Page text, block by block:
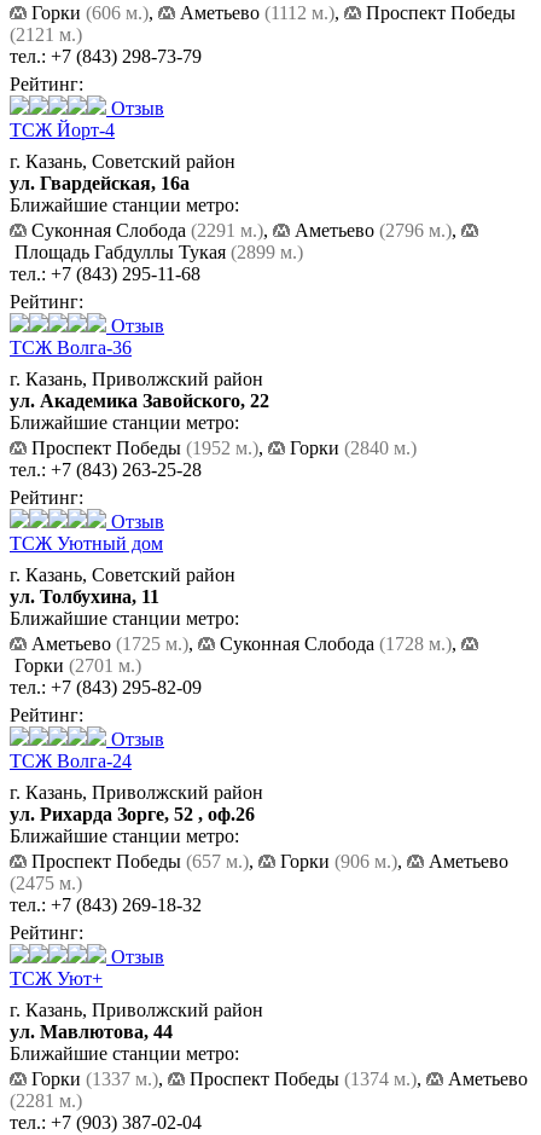
Горки (606 м.), Аметьево (1112 м.),
Проспект Победы
(2121 м.)
тел.: +7 (843) 298-73-79
Рейтинг:
Отзыв
ТСЖ Йорт-4
г. Казань, Советский район
ул. Гвардейская, 16а
Ближайшие станции метро:
Суконная Слобода (2291 м.), Аметьево (2796 м.),
Площадь Габдуллы Тукая (2899 м.)
тел.: +7 (843) 295-11-68
Рейтинг:
Отзыв
ТСЖ Волга-36
г. Казань, Приволжский район
ул. Академика Завойского, 22
Ближайшие станции метро:
Проспект Победы (1952 м.), Горки (2840 м.)
тел.: +7 (843) 263-25-28
Рейтинг:
Отзыв
ТСЖ Уютный дом
г. Казань, Советский район
ул. Толбухина, 11
Ближайшие станции метро:
Аметьево (1725 м.), Суконная Слобода (1728 м.),
Горки (2701 м.)
тел.: +7 (843) 295-82-09
Рейтинг:
Отзыв
ТСЖ Волга-24
г. Казань, Приволжский район
ул. Рихарда Зорге, 52 , оф.26
Ближайшие станции метро:
Проспект Победы (657 м.), Горки (906 м.),
Аметьево
(2475 м.)
тел.: +7 (843) 269-18-32
Рейтинг:
Отзыв
ТСЖ Уют+
г. Казань, Приволжский район
ул. Мавлютова, 44
Ближайшие станции метро:
Горки (1337 м.), Проспект Победы (1374 м.),
Аметьево
(2281 м.)
тел.: +7 (903) 387-02-04